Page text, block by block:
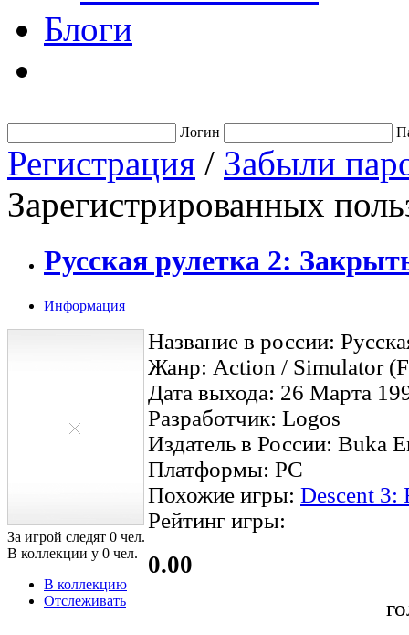
Блоги
Логин
Регистрация / Забыли
Зарегистрированных
Русская рулетка 2:
Информация
За игрой следят 0 чел.
В коллекции у 0 чел.
В коллекцию
Отслеживать
Название в россии:
Жанр: Action / Simulator
Дата выхода: 26 Марта
Разработчик: Logos
Издатель в России: Buka
Платформы: PC
Похожие игры: Descent 3:
Рейтинг игры:
0.00